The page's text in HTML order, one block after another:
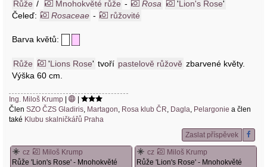
Růže / Mnohokvěté růže - Rosa 'Lion's Rose'
Čeleď:
Rosaceae - růžovité
Barva květů:
Růže 'Lions Rose' tvoří pastelově růžově zbarvené květy.
Výška 60 cm.
Ing. Miloš Krump
Člen SZO ČZS Gladiris, Martagon, Rosa klub ČR, Dagla, Pelargonie a člen
také Klubu skalničkářů Praha
Zaslat příspěvek
cz
Miloš Krump
Růže 'Lion's Rose' - Mnohokvěté
cz
Miloš Krump
Růže 'Lion's Rose' - Mnohokvěté